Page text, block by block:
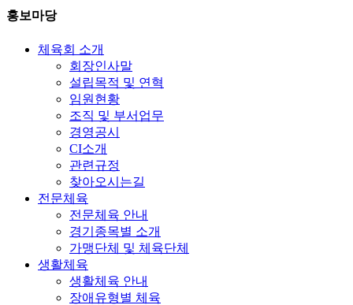
홍보마당
체육회 소개
회장인사말
설립목적 및 연혁
임원현황
조직 및 부서업무
경영공시
CI소개
관련규정
찾아오시는길
전문체육
전문체육 안내
경기종목별 소개
가맹단체 및 체육단체
생활체육
생활체육 안내
장애유형별 체육